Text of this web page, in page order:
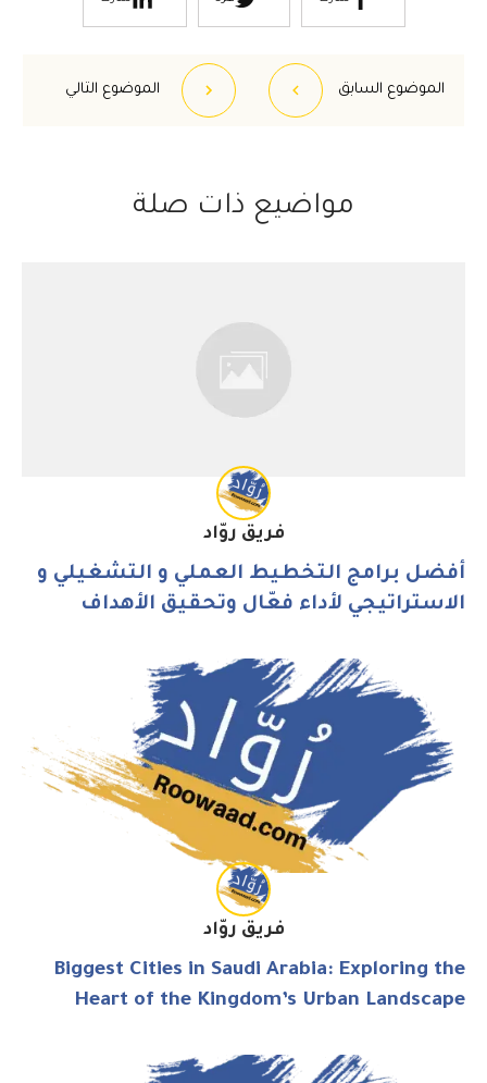
الموضوع السابق الموضوع التالي
مواضيع ذات صلة
فريق روّاد
أفضل برامج التخطيط العملي و التشغيلي و
الاستراتيجي لأداء فعّال وتحقيق الأهداف
فريق روّاد
Biggest Cities in Saudi Arabia: Exploring the
Heart of the Kingdom’s Urban Landscape